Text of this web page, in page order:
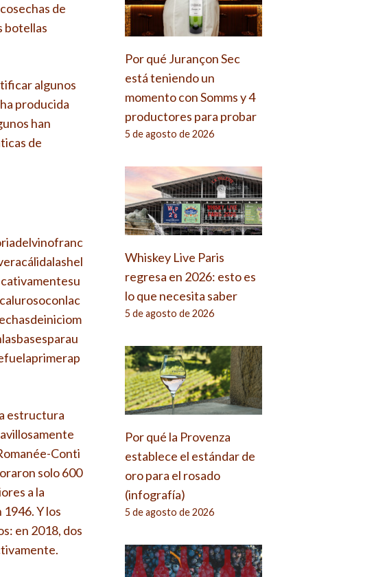
de
botellas
algunos
producida
han
de
estructura
Conti
solo 600
a la
Y los
en 2018, dos
Por qué Jurançon Sec
está teniendo un
momento con Somms y 4
productores para probar
5 de agosto de 2026
Whiskey Live Paris
regresa en 2026: esto es
lo que necesita saber
5 de agosto de 2026
Por qué la Provenza
establece el estándar de
oro para el rosado
(infografía)
5 de agosto de 2026